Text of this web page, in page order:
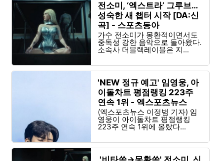
전소미, ‘엑스트라’ 그루브…
성숙한 새 챕터 시작 [DA:신
곡] - 스포츠동아
가수 전소미가 몽환적이면서도
중독성 강한 음악으로 돌아왔다.
소속사 더블랙레이블은 지...
'NEW 정규 예고' 임영웅, 아
이돌차트 평점랭킹 223주
연속 1위 - 엑스포츠뉴스
(엑스포츠뉴스 이정범 기자) 임
영웅이 아이돌차트 평점랭킹
223주 연속 1위에 올랐다...